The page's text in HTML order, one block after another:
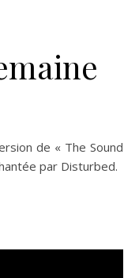
par Disturbed.